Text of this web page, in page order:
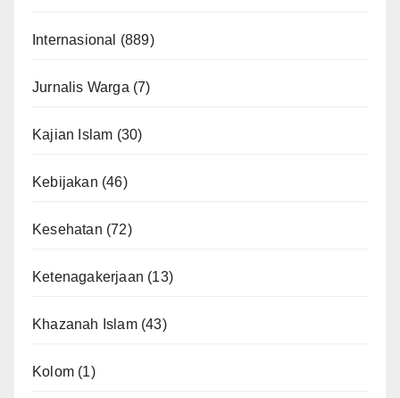
Internasional (889)
Jurnalis Warga (7)
Kajian Islam (30)
Kebijakan (46)
Kesehatan (72)
Ketenagakerjaan (13)
Khazanah Islam(43)
Kolom (1)